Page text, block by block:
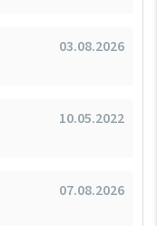
03.08.2026
10.05.2022
07.08.2026